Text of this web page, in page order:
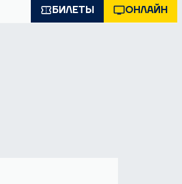
БИЛЕТЫ ОНЛАЙН